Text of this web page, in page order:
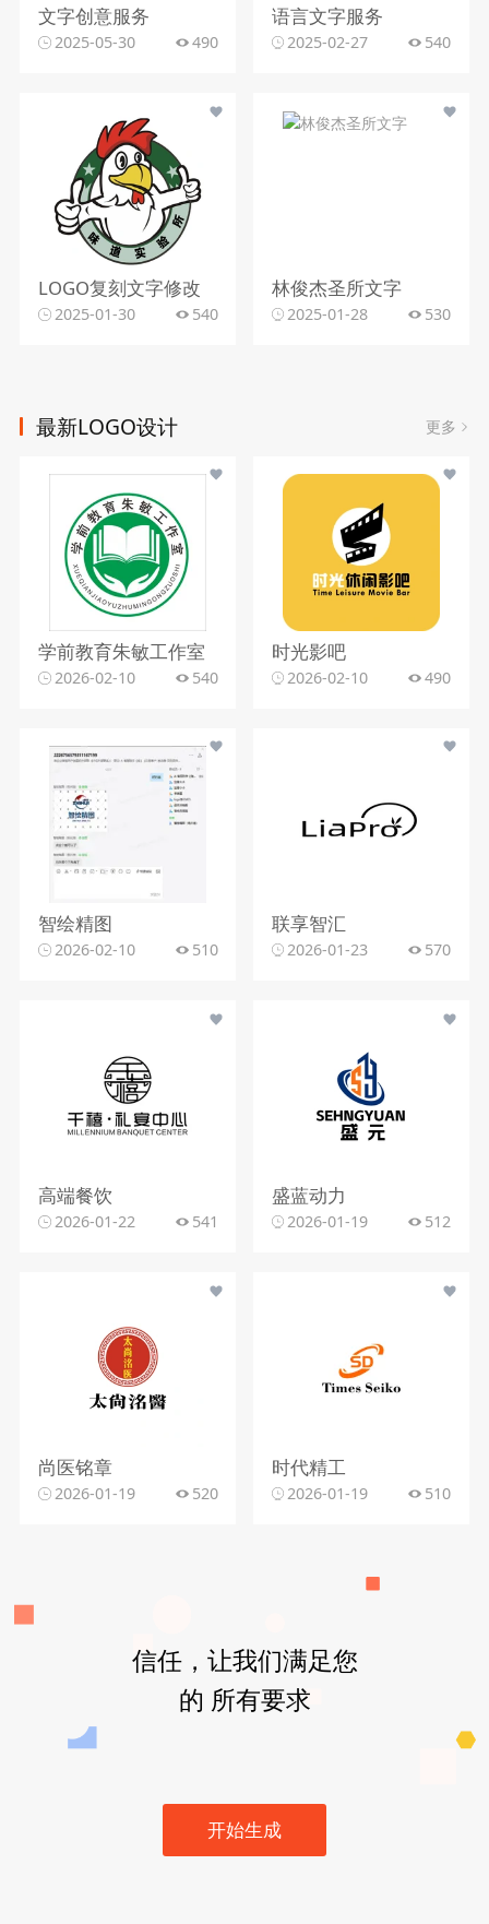
文字创意服务
2025-05-30 490
语言文字服务
2025-02-27 540
LOGO复刻文字修改
2025-01-30 540
林俊杰圣所文字
2025-01-28 530
最新LOGO设计 更多
学前教育朱敏工作室
2026-02-10 540
时光影吧
2026-02-10 490
智绘精图
2026-02-10 510
联享智汇
2026-01-23 570
高端餐饮
2026-01-22 541
盛蓝动力
2026-01-19 512
尚医铭章
2026-01-19 520
时代精工
2026-01-19 510
信任，让我们满足您
的 所有要求
开始生成